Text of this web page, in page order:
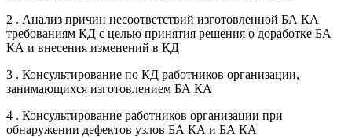
2 . Анализ причин несоответствий изготовленной БА КА
требованиям КД с целью принятия решения о доработке БА
КА и внесения изменений в КД
3 . Консультирование по КД работников организации,
занимающихся изготовлением БА КА
4 . Консультирование работников организации при
обнаружении дефектов узлов БА КА и БА КА